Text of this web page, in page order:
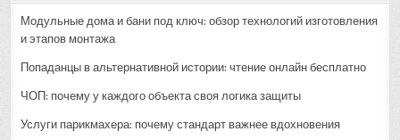
Модульные дома и бани под ключ: обзор технологий изготовления
и этапов монтажа
Попаданцы в альтернативной истории: чтение онлайн бесплатно
ЧОП: почему у каждого объекта своя логика защиты
Услуги парикмахера: почему стандарт важнее вдохновения